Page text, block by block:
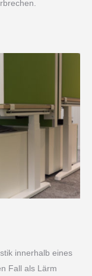
innerhalb eines
Fall als Lärm